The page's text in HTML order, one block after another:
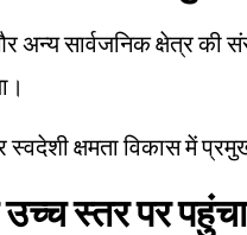
अन्य सार्वजनिक क्षेत्र की
क्षमता विकास में
उच्च स्तर पर पहुंचा